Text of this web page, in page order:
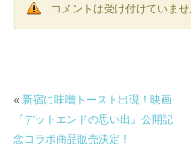
コメントは受け付けていませ
« 新宿に味噌トースト出現！映画
『デットエンドの思い出』公開記
念コラボ商品販売決定！